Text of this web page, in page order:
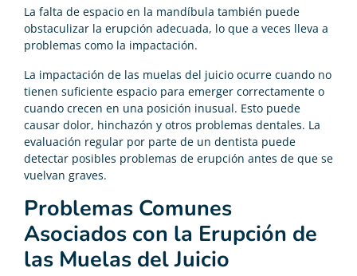
La falta de espacio en la mandíbula también puede
obstaculizar la erupción adecuada, lo que a veces lleva a
problemas como la impactación.
La impactación de las muelas del juicio ocurre cuando no
tienen suficiente espacio para emerger correctamente o
cuando crecen en una posición inusual. Esto puede
causar dolor, hinchazón y otros problemas dentales. La
evaluación regular por parte de un dentista puede
detectar posibles problemas de erupción antes de que se
vuelvan graves.
Problemas Comunes
Asociados con la Erupción de
las Muelas del Juicio